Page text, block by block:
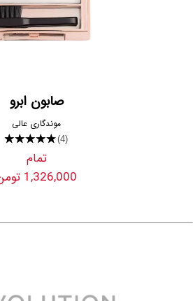
صابون ابرو
موندگاری عالی
★★★★★(4)
تمام
1,326,000 تومن